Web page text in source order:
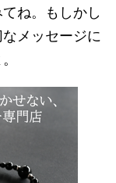
ね。もしかし
メッセージに